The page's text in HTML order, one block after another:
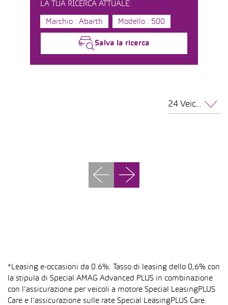
LA TUA RICERCA ATTUALE:
Marchio : Abarth Modello : 500
Salva la ricerca
24 Veicoli per pagina
*Leasing e-occasioni da 0.6%: Tasso di leasing dello 0,6% con
la stipula di Special AMAG Advanced PLUS in combinazione
con l’assicurazione per veicoli a motore Special LeasingPLUS
Care e l’assicurazione sulle rate Special LeasingPLUS Care.